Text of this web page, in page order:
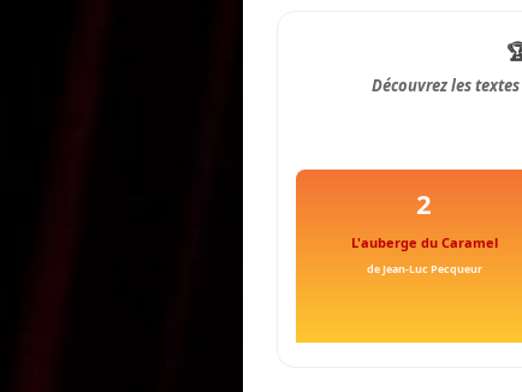
Découvrez les
2
L'auberge du Caramel
de Jean-Luc Pecqueur